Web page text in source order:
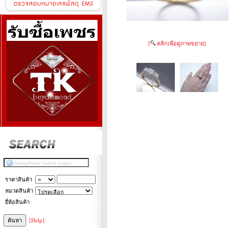
ราคาสินค้า
หมวดสินค้า
ยี่ห้อสินค้า
[Help]
[ คลิกเพื่อดูภาพขยาย]